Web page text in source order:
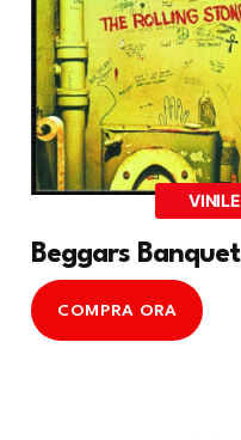
VINILE
Beggars Banquet
COMPRA ORA